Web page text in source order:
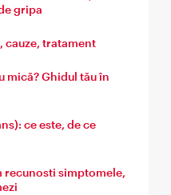
gripa
cauze, tratament
mică? Ghidul tău în
ce este, de ce
recunosti simptomele,